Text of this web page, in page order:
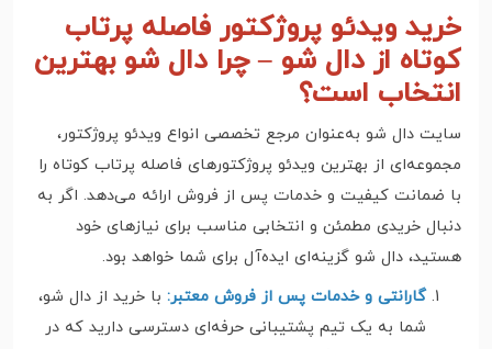
خرید ویدئو پروژکتور فاصله پرتاب
کوتاه از دال شو – چرا دال شو بهترین
انتخاب است؟
سایت دال شو به‌عنوان مرجع تخصصی انواع ویدئو پروژکتور،
مجموعه‌ای از بهترین ویدئو پروژکتورهای فاصله پرتاب کوتاه را
با ضمانت کیفیت و خدمات پس از فروش ارائه می‌دهد. اگر به
دنبال خریدی مطمئن و انتخابی مناسب برای نیازهای خود
هستید، دال شو گزینه‌ای ایده‌آل برای شما خواهد بود.
گارانتی و خدمات پس از فروش معتبر: با خرید از دال شو،
شما به یک تیم پشتیبانی حرفه‌ای دسترسی دارید که در